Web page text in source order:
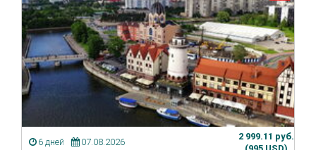
6 дней 07.08.2026
2 999.11 руб.